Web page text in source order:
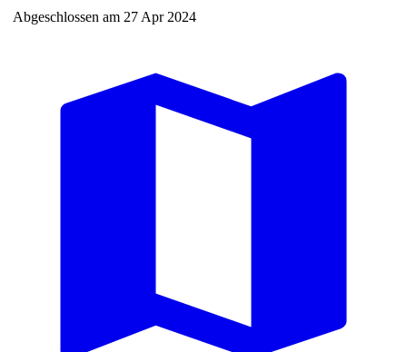
Abgeschlossen am 27 Apr 2024